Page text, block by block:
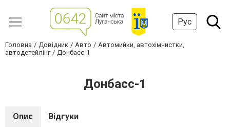
Рус
Головна Довідник Авто
Автомийки, автохімчистки,
автодетейлінг
Донбасс-1
Донбасс-1
Опис Відгуки